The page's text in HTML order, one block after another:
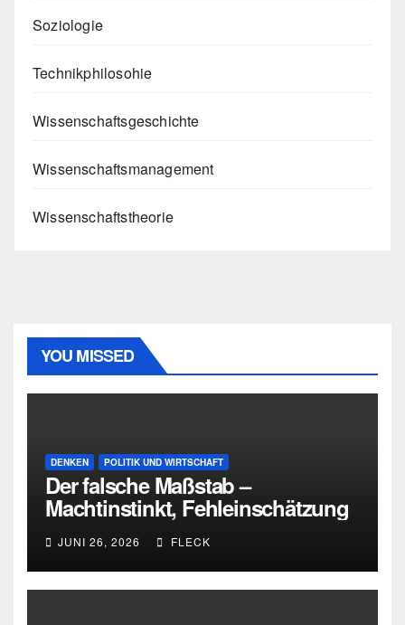
Soziologie
Technikphilosohie
Wissenschaftsgeschichte
Wissenschaftsmanagement
Wissenschaftstheorie
YOU MISSED
DENKEN POLITIK UND WIRTSCHAFT
Der falsche Maßstab –
Machtinstinkt, Fehleinschätzung
und die Grenzen intellektueller
Urteilskraft
JUNI 26, 2026 FLECK